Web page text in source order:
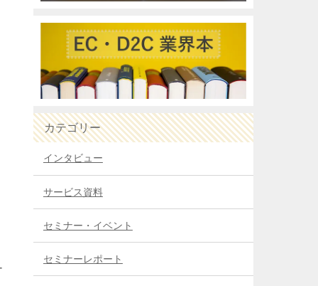
カテゴリー
インタビュー
サービス資料
セミナー・イベント
セミナーレポート